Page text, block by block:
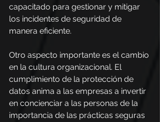
capacitado para gestionar y mitigar
los incidentes de seguridad de
manera eficiente.
Otro aspecto importante es el cambio
en la cultura organizacional. El
cumplimiento de la protección de
datos anima a las empresas a invertir
en concienciar a las personas de la
importancia de las prácticas seguras